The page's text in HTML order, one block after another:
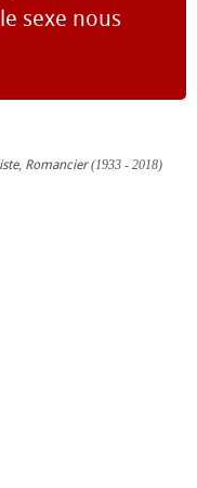
sexe nous
, Romancier(1933 - 2018)